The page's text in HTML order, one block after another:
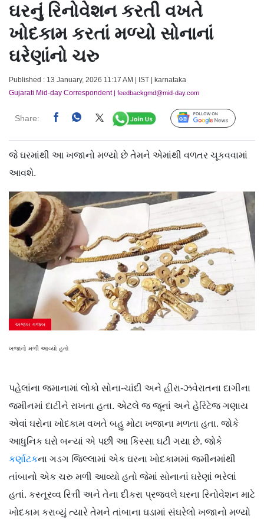
ઘરનું રિનોવેશન કરતી વખતે
ખોદકામ કરતાં મળ્યો સોનાનાં
ઘરેણાંનો ચરુ
Published : 13 January, 2026 11:17 AM | IST | karnataka
Gujarati Mid-day Correspondent| feedbackgmd@mid-day.com
Share: Follow Us
જે ઘરમાંથી આ ખજાનો મળ્યો છે તેમને એમાંથી વળતર ચૂકવવામાં
આવશે.
અજબ ગજબ
ખજાનો મળી આવ્યો હતો
પહેલાંના જમાનામાં લોકો સોના-ચાંદી અને હીરા-ઝવેરાતના દાગીના
જમીનમાં દાટીને રાખતા હતા. એટલે જ જૂનાં અને હેરિટેજ ગણાય
એવાં ઘરોના ખોદકામ વખતે બહુ મોટા ખજાના મળતા હતા. જોકે
આધુનિક ઘરો બન્યાં એ પછી આ કિસ્સા ઘટી ગયા છે. જોકે
કર્ણાટકના ગડગ જિલ્લામાં એક ઘરના ખોદકામમાં જમીનમાંથી
તાંબાનો એક ચરુ મળી આવ્યો હતો જેમાં સોનાનાં ઘરેણાં ભરેલાં
હતાં. કસ્તૂરવ્વ રિત્તી અને તેના દીકરા પ્રજ્વલે ઘરના રિનોવેશન માટે
ખોદકામ કરાવ્યું ત્યારે તેમને તાંબાના ઘડામાં સંઘરેલો ખજાનો મળ્યો